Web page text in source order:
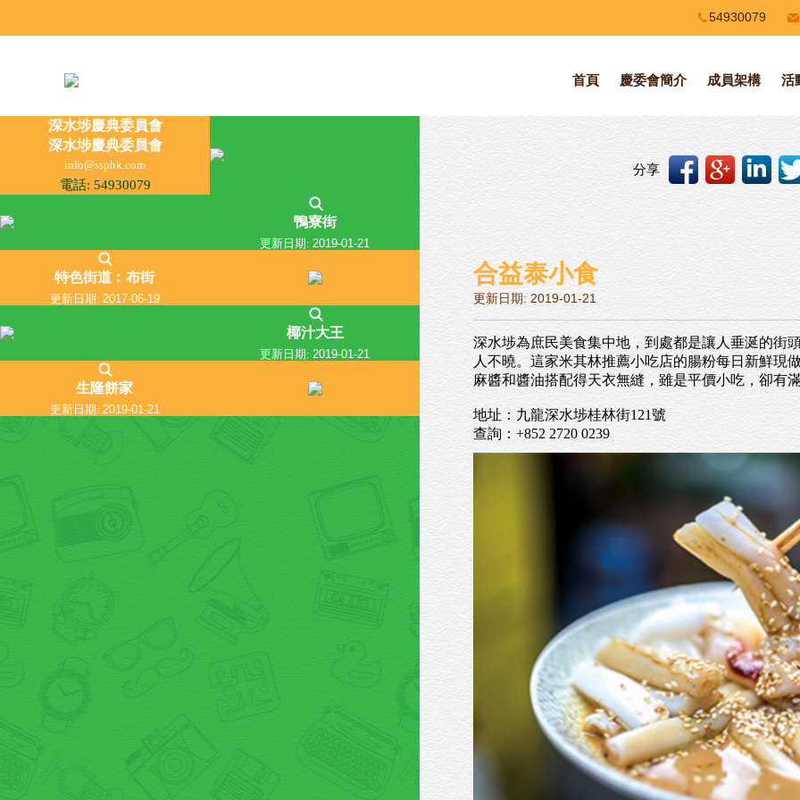
54930079
活
成員架構
慶委會簡介
首頁
深水埗慶典委員會
深水埗慶典委員會
info@ssphk.com
電話: 54930079
鴨寮街
更新日期: 2019-01-21
特色街道︰布街
更新日期: 2017-06-19
椰汁大王
更新日期: 2019-01-21
生隆餅家
更新日期: 2019-01-21
分享
合益泰小食
更新日期: 2019-01-21
深水埗為庶民美食集中地，到處都是讓人垂涎的街
人不曉。這家米其林推薦小吃店的腸粉每日新鮮現
麻醬和醬油搭配得天衣無縫，雖是平價小吃，卻有
地址：九龍深水埗桂林街121號
查詢：+852 2720 0239